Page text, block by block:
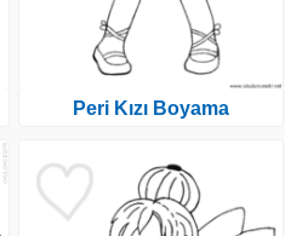
Peri Kızı Boyama